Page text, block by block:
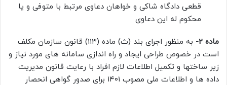
قطعی دادگاه شاکی و خواهان دعاوی مرتبط با متوفی و یا
محکوم له این دعاوی
ماده ۲-
به منظور اجرای بند (ث) ماده (۱۱۳) قانون سازمان مکلف
است در خصوص طراحی ایجاد و راه اندازی سامانه های مورد نیاز و
زیر ساختها و تکمیل اطلاعات لازم افراد با رعایت قانون مدیریت
داده ها و اطلاعات ملی مصوب ۱۴۰۱ برای صدور گواهی انحصار